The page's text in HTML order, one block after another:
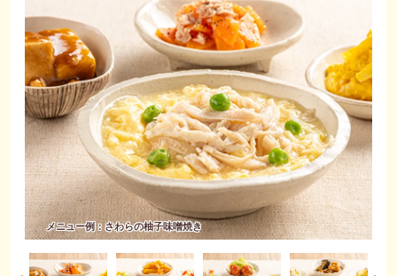
メニュー例：さわらの柚子味噌焼き